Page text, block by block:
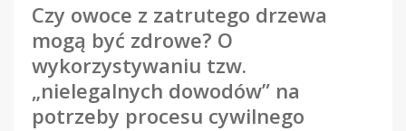
Czy owoce z zatrutego drzewa
mogą być zdrowe? O
wykorzystywaniu tzw.
„nielegalnych dowodów” na
potrzeby procesu cywilnego